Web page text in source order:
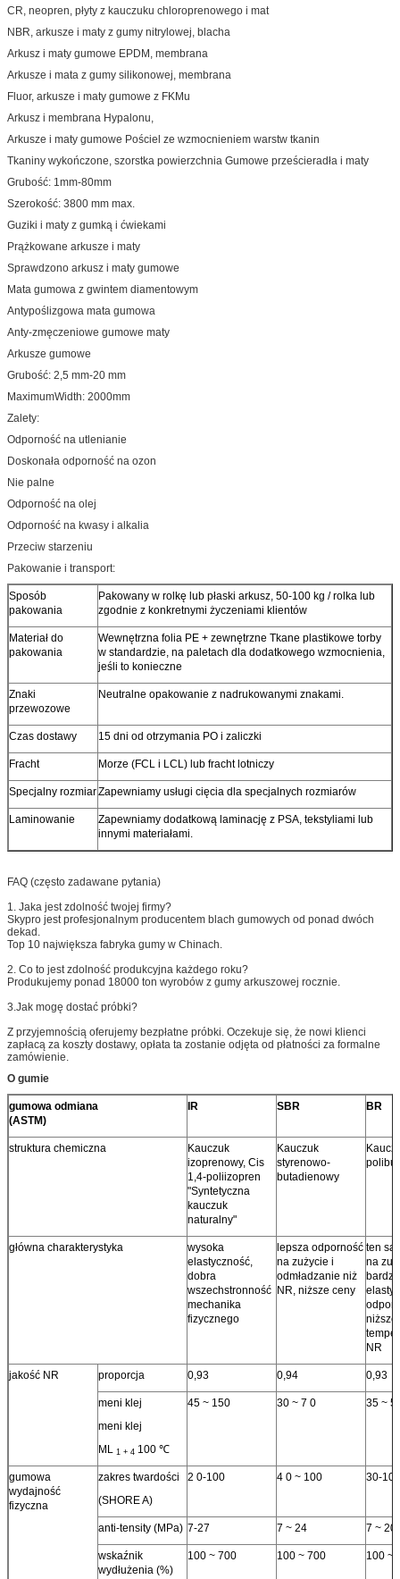
CR, neopren, płyty z kauczuku chloroprenowego i mat
NBR, arkusze i maty z gumy nitrylowej, blacha
Arkusz i maty gumowe EPDM, membrana
Arkusze i mata z gumy silikonowej, membrana
Fluor, arkusze i maty gumowe z FKMu
Arkusz i membrana Hypalonu,
Arkusze i maty gumowe Pościel ze wzmocnieniem warstw tkanin
Tkaniny wykończone, szorstka powierzchnia Gumowe prześcieradła i maty
Grubość: 1mm-80mm
Szerokość: 3800 mm max.
Guziki i maty z gumką i ćwiekami
Prążkowane arkusze i maty
Sprawdzono arkusz i maty gumowe
Mata gumowa z gwintem diamentowym
Antypoślizgowa mata gumowa
Anty-zmęczeniowe gumowe maty
Arkusze gumowe
Grubość: 2,5 mm-20 mm
MaximumWidth: 2000mm
Zalety:
Odporność na utlenianie
Doskonała odporność na ozon
Nie palne
Odporność na olej
Odporność na kwasy i alkalia
Przeciw starzeniu
Pakowanie i transport:
Sposób
pakowania
Pakowany w rolkę lub płaski arkusz, 50-100 kg / rolka lub
zgodnie z konkretnymi życzeniami klientów
Materiał do
pakowania
Wewnętrzna folia PE + zewnętrzne Tkane plastikowe torby
w standardzie, na paletach dla dodatkowego wzmocnienia,
jeśli to konieczne
Znaki
przewozowe
Neutralne opakowanie z nadrukowanymi znakami.
Czas dostawy 15 dni od otrzymania PO i zaliczki
Fracht Morze (FCL i LCL) lub fracht lotniczy
Specjalny rozmiarZapewniamy usługi cięcia dla specjalnych rozmiarów
Laminowanie
Zapewniamy dodatkową laminację z PSA, tekstyliami lub
innymi materiałami.
FAQ (często zadawane pytania)
1. Jaka jest zdolność twojej firmy?
Skypro jest profesjonalnym producentem blach gumowych od ponad dwóch
dekad.
Top 10 największa fabryka gumy w Chinach.
2. Co to jest zdolność produkcyjna każdego roku?
Produkujemy ponad 18000 ton wyrobów z gumy arkuszowej rocznie.
3.Jak mogę dostać próbki?
Z przyjemnością oferujemy bezpłatne próbki. Oczekuje się, że nowi klienci
zapłacą za koszty dostawy, opłata ta zostanie odjęta od płatności za formalne
zamówienie.
O gumie
gumowa odmiana
(ASTM)
IR SBR BR
struktura chemiczna
Kauczuk
izoprenowy, Cis
1,4-poliizopren
"Syntetyczna
kauczuk
naturalny"
Kauczuk
styrenowo-
butadienowy
główna charakterystyka
wysoka
elastyczność,
dobra
wszechstronność
mechanika
fizycznego
lepsza odporność
na zużycie i
odmładzanie niż
NR, niższe ceny
ten
na
niższe
NR
jakość NR proporcja 0,93 0,94 0,93
meni klej
meni klej
ML 1 + 4 100 ℃
45 ~ 150 30 ~ 7 0 35 ~
gumowa
wydajność
fizyczna
zakres twardości
(SHORE A)
2 0-100 4 0 ~ 100 30-100
anti-tensity (MPa) 7-27 7 ~ 24 7 ~ 20
wskaźnik
wydłużenia (%)
100 ~ 700 100 ~ 700 100 ~